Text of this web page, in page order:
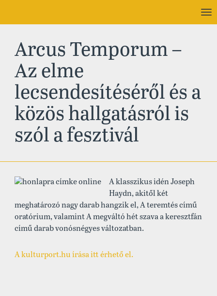
Arcus Temporum –
Az elme
lecsendesítéséről és a
közös hallgatásról is
szól a fesztivál
A klasszikus idén Joseph
Haydn, akitől két
meghatározó nagy darab hangzik el, A teremtés című
oratórium, valamint A megváltó hét szava a keresztfán
című darab vonósnégyes változatban.
A kulturport.hu írása itt érhető el.